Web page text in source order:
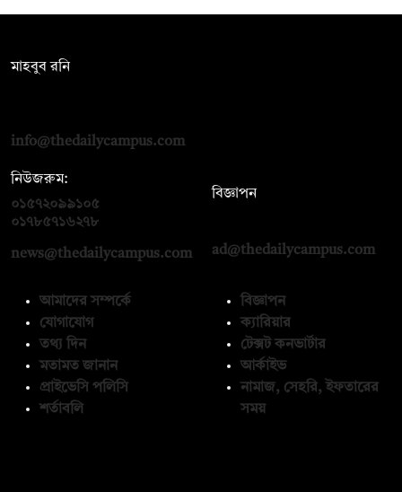
মাহবুব রনি
info@thedailycampus.com
নিউজরুম:
০১৫৭২০৯৯১০৫
০১৭৮৫৭১৬২৭৮
news@thedailycampus.com
বিজ্ঞাপন
ad@thedailycampus.com
আমাদের সম্পর্কে
যোগাযোগ
তথ্য দিন
মতামত জানান
প্রাইভেসি পলিসি
শর্তাবলি
বিজ্ঞাপন
ক্যারিয়ার
টেক্সট কনভার্টার
আর্কাইভ
নামাজ, সেহরি, ইফতারের
সময়